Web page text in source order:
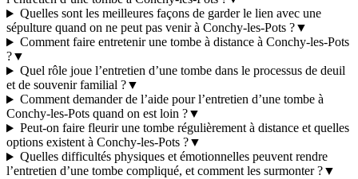
Quelles sont les meilleures façons de garder le lien avec une
sépulture quand on ne peut pas venir à Conchy-les-Pots ?▼
Comment faire entretenir une tombe à distance à Conchy-les-Pots
?▼
Quel rôle joue l’entretien d’une tombe dans le processus de deuil
et de souvenir familial ?▼
Comment demander de l’aide pour l’entretien d’une tombe à
Conchy-les-Pots quand on est loin ?▼
Peut-on faire fleurir une tombe régulièrement à distance et quelles
options existent à Conchy-les-Pots ?▼
Quelles difficultés physiques et émotionnelles peuvent rendre
l’entretien d’une tombe compliqué, et comment les surmonter ?▼